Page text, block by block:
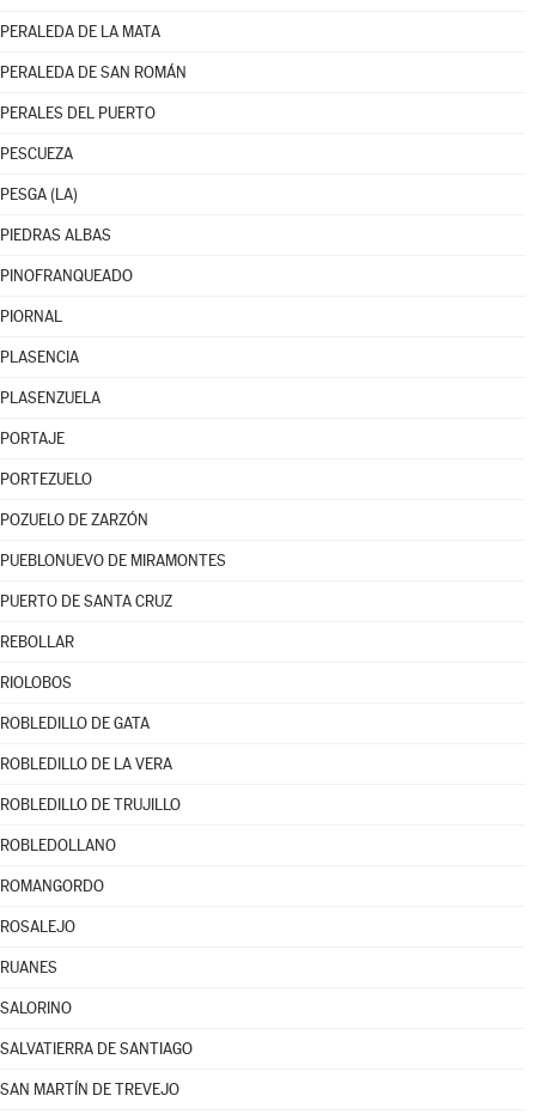
PERALEDA DE LA MATA
PERALEDA DE SAN ROMÁN
PERALES DEL PUERTO
PESCUEZA
PESGA (LA)
PIEDRAS ALBAS
PINOFRANQUEADO
PIORNAL
PLASENCIA
PLASENZUELA
PORTAJE
PORTEZUELO
POZUELO DE ZARZÓN
PUEBLONUEVO DE MIRAMONTES
PUERTO DE SANTA CRUZ
REBOLLAR
RIOLOBOS
ROBLEDILLO DE GATA
ROBLEDILLO DE LA VERA
ROBLEDILLO DE TRUJILLO
ROBLEDOLLANO
ROMANGORDO
ROSALEJO
RUANES
SALORINO
SALVATIERRA DE SANTIAGO
SAN MARTÍN DE TREVEJO